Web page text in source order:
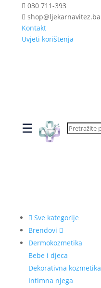
030 711-393
shop@ljekarnavitez.ba
Kontakt
Uvjeti korištenja
☰
Sve kategorije
Brendovi
Dermokozmetika
Bebe i djeca
Dekorativna kozmetika
Intimna njega